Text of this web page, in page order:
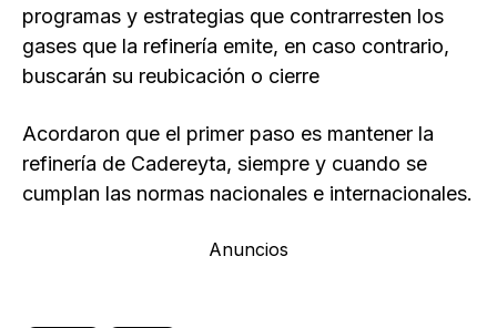
programas y estrategias que contrarresten los
gases que la refinería emite, en caso contrario,
buscarán su reubicación o cierre
Acordaron que el primer paso es mantener la
refinería de Cadereyta, siempre y cuando se
cumplan las normas nacionales e internacionales.
Anuncios